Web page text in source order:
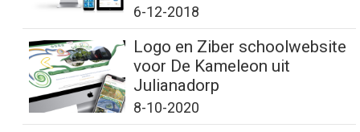
6-12-2018
Logo en Ziber schoolwebsite
voor De Kameleon uit
Julianadorp
8-10-2020